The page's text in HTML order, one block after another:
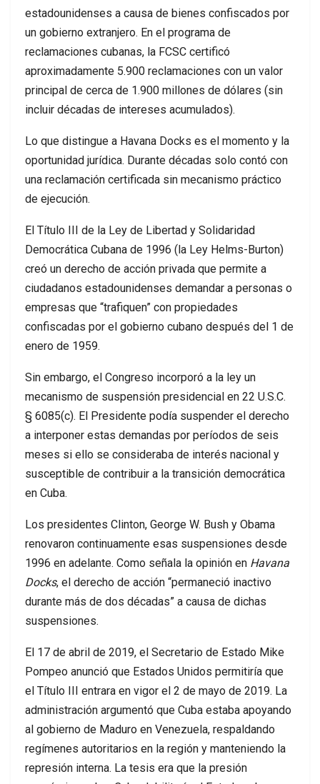
estadounidenses a causa de bienes confiscados por
un gobierno extranjero. En el programa de
reclamaciones cubanas, la FCSC certificó
aproximadamente 5.900 reclamaciones con un valor
principal de cerca de 1.900 millones de dólares (sin
incluir décadas de intereses acumulados).
Lo que distingue a Havana Docks es el momento y la
oportunidad jurídica. Durante décadas solo contó con
una reclamación certificada sin mecanismo práctico
de ejecución.
El Título III de la Ley de Libertad y Solidaridad
Democrática Cubana de 1996 (la Ley Helms-Burton)
creó un derecho de acción privada que permite a
ciudadanos estadounidenses demandar a personas o
empresas que “trafiquen” con propiedades
confiscadas por el gobierno cubano después del 1 de
enero de 1959.
Sin embargo, el Congreso incorporó a la ley un
mecanismo de suspensión presidencial en 22 U.S.C.
§ 6085(c). El Presidente podía suspender el derecho
a interponer estas demandas por períodos de seis
meses si ello se consideraba de interés nacional y
susceptible de contribuir a la transición democrática
en Cuba.
Los presidentes Clinton, George W. Bush y Obama
renovaron continuamente esas suspensiones desde
1996 en adelante. Como señala la opinión en Havana
Docks, el derecho de acción “permaneció inactivo
durante más de dos décadas” a causa de dichas
suspensiones.
El 17 de abril de 2019, el Secretario de Estado Mike
Pompeo anunció que Estados Unidos permitiría que
el Título III entrara en vigor el 2 de mayo de 2019. La
administración argumentó que Cuba estaba apoyando
al gobierno de Maduro en Venezuela, respaldando
regímenes autoritarios en la región y manteniendo la
represión interna. La tesis era que la presión